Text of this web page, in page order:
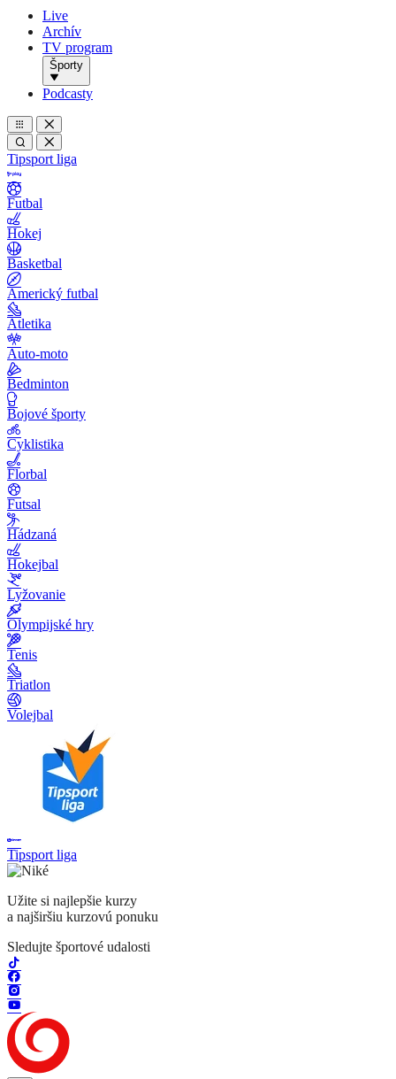
Live
Archív
TV program
Športy
Podcasty
Tipsport liga
Futbal
Hokej
Basketbal
Americký futbal
Atletika
Auto-moto
Bedminton
Bojové športy
Cyklistika
Florbal
Futsal
Hádzaná
Hokejbal
Lyžovanie
Olympijské hry
Tenis
Triatlon
Volejbal
Tipsport liga
Užite si najlepšie kurzy
a najširšiu kurzovú ponuku
Sledujte športové udalosti